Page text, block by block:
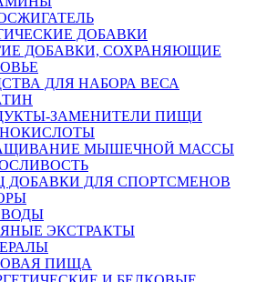
ДОБАВКИ
ДОБАВКИ, СОХРАНЯЮЩИЕ
ДЛЯ НАБОРА ВЕСА
ЗАМЕНИТЕЛИ ПИЩИ
МЫШЕЧНОЙ МАССЫ
ДОБАВКИ ДЛЯ СПОРТСМЕНОВ
ЭКСТРАКТЫ
ПИЩА